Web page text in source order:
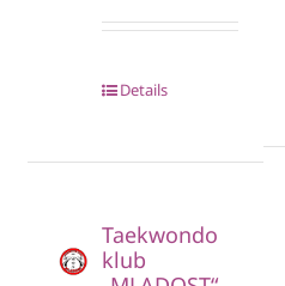
Details
Taekwondo
klub